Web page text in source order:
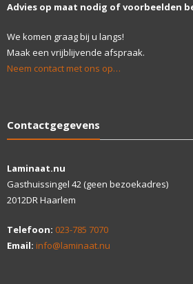
Advies op maat nodig of voorbeelden
We komen graag bij u langs!
Maak een vrijblijvende afspraak.
Neem contact met ons op…
Contactgegevens
Laminaat.nu
Gasthuissingel 42 (geen bezoekadres)
2012DR Haarlem
Telefoon: 023-785 7070
Email: info@laminaat.nu